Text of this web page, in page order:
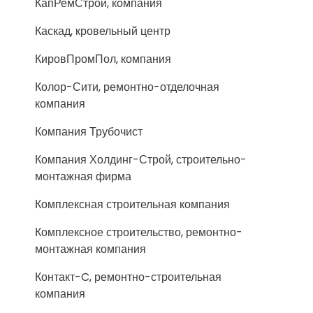
Каскад, кровельный центр
КировПромПол, компания
Колор-Сити, ремонтно-отделочная
компания
Компания Трубочист
Компания Холдинг-Строй, строительно-
монтажная фирма
Комплексная строительная компания
Комплексное строительство, ремонтно-
монтажная компания
Контакт-C, ремонтно-строительная
компания